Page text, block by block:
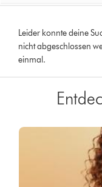
Leider konnte deine
nicht abgeschlossen
einmal.